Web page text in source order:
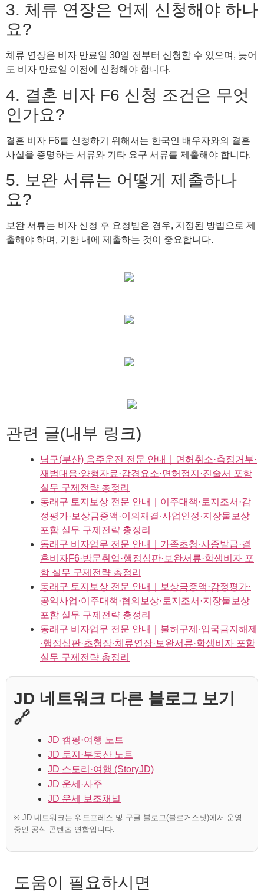
3. 체류 연장은 언제 신청해야 하나
요?
체류 연장은 비자 만료일 30일 전부터 신청할 수 있으며, 늦어
도 비자 만료일 이전에 신청해야 합니다.
4. 결혼 비자 F6 신청 조건은 무엇
인가요?
결혼 비자 F6를 신청하기 위해서는 한국인 배우자와의 결혼
사실을 증명하는 서류와 기타 요구 서류를 제출해야 합니다.
5. 보완 서류는 어떻게 제출하나
요?
보완 서류는 비자 신청 후 요청받은 경우, 지정된 방법으로 제
출해야 하며, 기한 내에 제출하는 것이 중요합니다.
관련 글(내부 링크)
남구(부산) 음주운전 전문 안내｜면허취소·측정거부·
재범대응·양형자료·감경요소·면허정지·진술서 포함
실무 구제전략 총정리
동래구 토지보상 전문 안내｜이주대책·토지조서·감
정평가·보상금증액·이의재결·사업인정·지장물보상
포함 실무 구제전략 총정리
동래구 비자업무 전문 안내｜가족초청·사증발급·결
혼비자F6·방문취업·행정심판·보완서류·학생비자 포
함 실무 구제전략 총정리
동래구 토지보상 전문 안내｜보상금증액·감정평가·
공익사업·이주대책·협의보상·토지조서·지장물보상
포함 실무 구제전략 총정리
동래구 비자업무 전문 안내｜불허구제·입국금지해제
·행정심판·초청장·체류연장·보완서류·학생비자 포함
실무 구제전략 총정리
JD 네트워크 다른 블로그 보기
🔗
JD 캠핑·여행 노트
JD 토지·부동산 노트
JD 스토리·여행 (StoryJD)
JD 운세·사주
JD 운세 보조채널
※ JD 네트워크는 워드프레스 및 구글 블로그(블로거스팟)에서 운영
중인 공식 콘텐츠 연합입니다.
도움이 필요하시면